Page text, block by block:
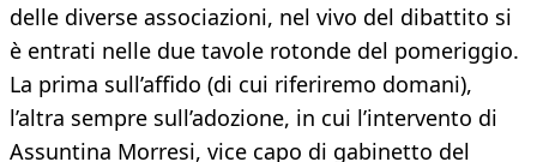
delle diverse associazioni, nel vivo del dibattito si
è entrati nelle due tavole rotonde del pomeriggio.
La prima sull’affido (di cui riferiremo domani),
l’altra sempre sull’adozione, in cui l’intervento di
Assuntina Morresi, vice capo di gabinetto del